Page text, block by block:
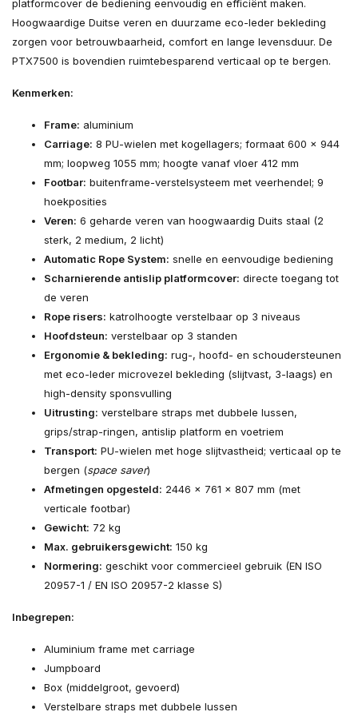
platformcover de bediening eenvoudig en efficiënt maken.
Hoogwaardige Duitse veren en duurzame eco-leder bekleding
zorgen voor betrouwbaarheid, comfort en lange levensduur. De
PTX7500 is bovendien ruimtebesparend verticaal op te bergen.
Kenmerken:
Frame: aluminium
Carriage: 8 PU-wielen met kogellagers; formaat 600 × 944
mm; loopweg 1055 mm; hoogte vanaf vloer 412 mm
Footbar: buitenframe-verstelsysteem met veerhendel; 9
hoekposities
Veren: 6 geharde veren van hoogwaardig Duits staal (2
sterk, 2 medium, 2 licht)
Automatic Rope System: snelle en eenvoudige bediening
Scharnierende antislip platformcover: directe toegang tot
de veren
Rope risers: katrolhoogte verstelbaar op 3 niveaus
Hoofdsteun: verstelbaar op 3 standen
Ergonomie & bekleding: rug-, hoofd- en schoudersteunen
met eco-leder microvezel bekleding (slijtvast, 3-laags) en
high-density sponsvulling
Uitrusting: verstelbare straps met dubbele lussen,
grips/strap-ringen, antislip platform en voetriem
Transport: PU-wielen met hoge slijtvastheid; verticaal op te
bergen (space saver)
Afmetingen opgesteld: 2446 × 761 × 807 mm (met
verticale footbar)
Gewicht: 72 kg
Max. gebruikersgewicht: 150 kg
Normering: geschikt voor commercieel gebruik (EN ISO
20957-1 / EN ISO 20957-2 klasse S)
Inbegrepen:
Aluminium frame met carriage
Jumpboard
Box (middelgroot, gevoerd)
Verstelbare straps met dubbele lussen